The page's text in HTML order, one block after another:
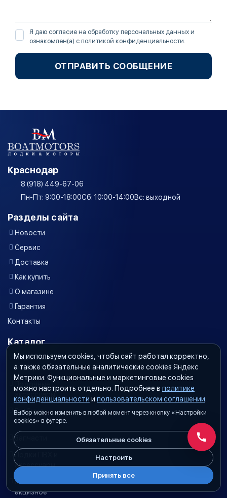
Я даю согласие на обработку персональных данных и
ознакомлен(а) с политикой конфиденциальности
ОТПРАВИТЬ СООБЩЕНИЕ
Краснодар
8 (918) 449-67-06
Пн-Пт: 9:00-18:00Сб: 10:00-14:00Вс: выходной
Разделы сайта
Новости
Сервис
Доставка
Как купить
О магазине
Гарантия
Контакты
Каталог
Лодочные
моторы
Лодочные
аксессуары
Гребные
винты
Запчасти
Лодки ПВХ и
аксессуары
Масло
акцизное
Мы используем cookies, чтобы сайт работал корректно,
а также обязательные аналитические cookies Яндекс
Метрики. Функциональные и маркетинговые cookies
можно настроить отдельно. Подробнее в политике
конфиденциальности и пользовательском соглашении
Выбор можно изменить в любой момент через кнопку «Настройки
cookies» в футере.
Обязательные cookies
Настроить
Принять все